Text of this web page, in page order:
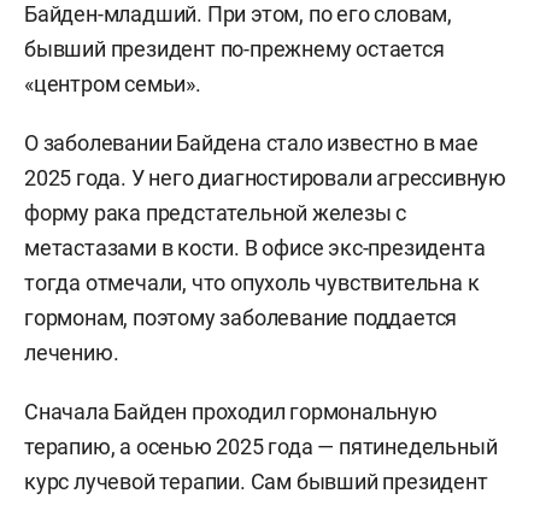
Байден-младший. При этом, по его словам,
бывший президент по-прежнему остается
«центром семьи».
О заболевании Байдена стало известно в мае
2025 года. У него диагностировали агрессивную
форму рака предстательной железы с
метастазами в кости. В офисе экс-президента
тогда отмечали, что опухоль чувствительна к
гормонам, поэтому заболевание поддается
лечению.
Сначала Байден проходил гормональную
терапию, а осенью 2025 года — пятинедельный
курс лучевой терапии. Сам бывший президент